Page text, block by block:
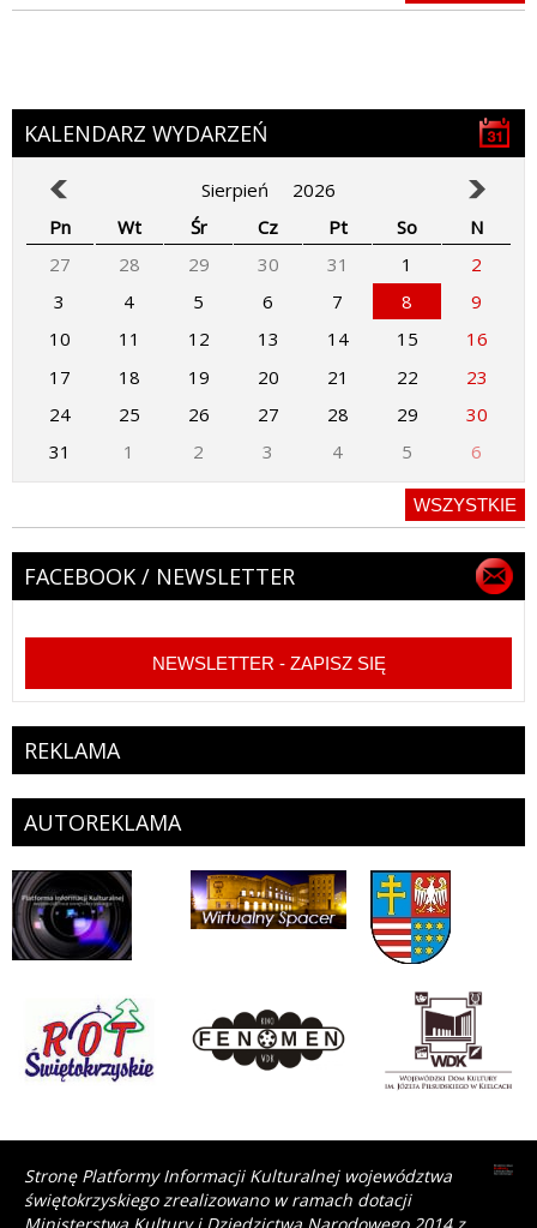
KALENDARZ WYDARZEŃ
Sierpień
2026
Pn
Wt Śr Cz Pt So
N
27
28 29 30 31 1
2
3
4 5 6 7 8
9
10
11 12 13 14 15
16
17
18 19 20 21 22
23
24
25 26 27 28 29
30
31
1 2 3 4 5 6
WSZYSTKIE
FACEBOOK / NEWSLETTER
NEWSLETTER - ZAPISZ SIĘ
REKLAMA
AUTOREKLAMA
Stronę Platformy Informacji Kulturalnej województwa
świętokrzyskiego zrealizowano w ramach dotacji
Ministerstwa Kultury i Dziedzictwa Narodowego 2014 z